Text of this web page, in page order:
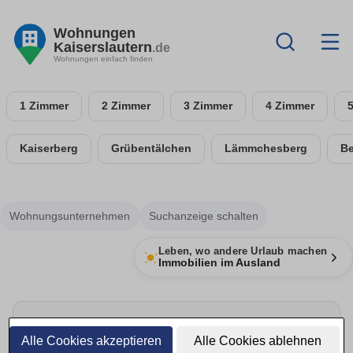
Alle Cookies akzeptieren Alle Cookies ablehnen
Wohnungen
Kaiserslautern.de
Wohnungen einfach finden
1 Zimmer 2 Zimmer 3 Zimmer 4 Zimmer
Kaiserberg Grübentälchen Lämmchesberg
Wohnungsunternehmen Suchanzeige schalten
Leben, wo andere Urlaub machen
Immobilien im Ausland
Umzug rechtzeitig planen